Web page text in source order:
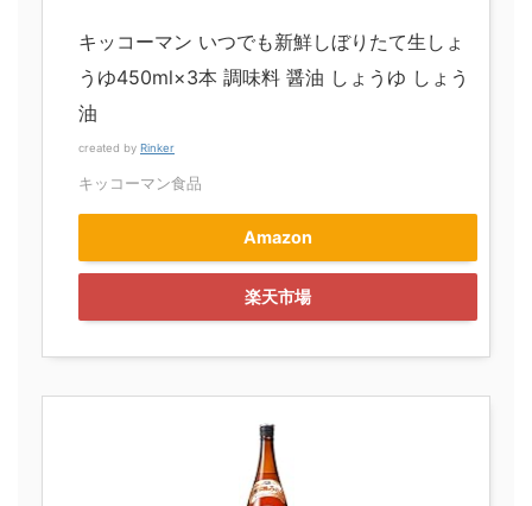
キッコーマン いつでも新鮮しぼりたて生しょ
うゆ450ml×3本 調味料 醤油 しょうゆ しょう
油
created by Rinker
キッコーマン食品
Amazon
楽天市場